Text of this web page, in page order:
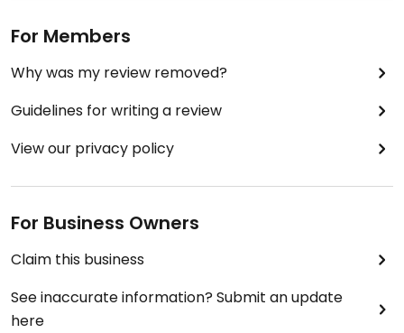
For Members
Why was my review removed?
Guidelines for writing a review
View our privacy policy
For Business Owners
Claim this business
See inaccurate information? Submit an update
here